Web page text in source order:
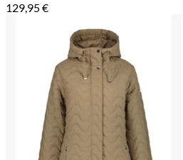
129,95€